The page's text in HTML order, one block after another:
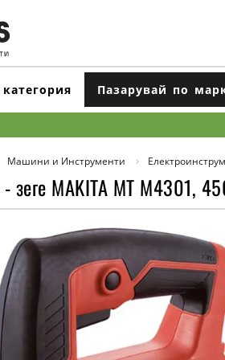
Пазарувай по
Машини и Инструменти
зеге MAKITA MT M4301,